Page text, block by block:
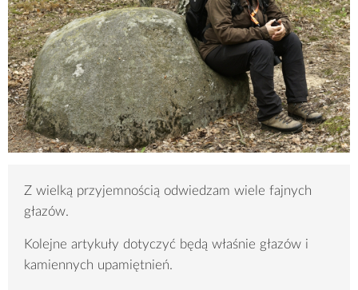
Z wielką przyjemnością odwiedzam wiele fajnych
głazów.
Kolejne artykuły dotyczyć będą właśnie głazów i
kamiennych upamiętnień.